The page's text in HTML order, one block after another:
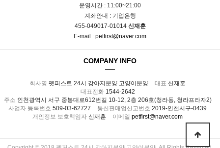
운영시간 : 11:00~21:00
계좌안내 : 기업은행
455-049017-01014 신재훈
E-mail : petfirst@naver.com
COMPANY INFO
회사명 펫퍼스트 24시 강아지분양 고양이분양 대표 신재훈
대표전화1544-2642
주소 인천광역시 서구 중봉대로612번길 10-12, 2층 206호(청라동, 청라프라자2)
사업자 등록번호 509-03-62727 통신판매업신고번호 2019-인천서구-0439
개인정보 보호책임자 신재훈 이메일 petfirst@naver.com